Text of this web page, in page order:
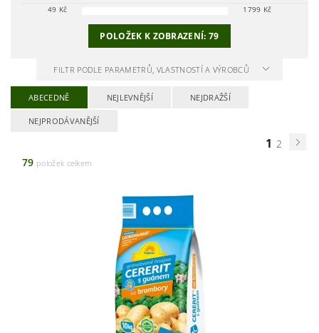
49 Kč 1799 Kč
POLOŽEK K ZOBRAZENÍ:79
FILTR PODLE PARAMETRŮ, VLASTNOSTÍ A VÝROBCŮ
ABECEDNĚ NEJLEVNĚJŠÍ NEJDRAŽŠÍ
NEJPRODÁVANĚJŠÍ
1 2
79 položek celkem